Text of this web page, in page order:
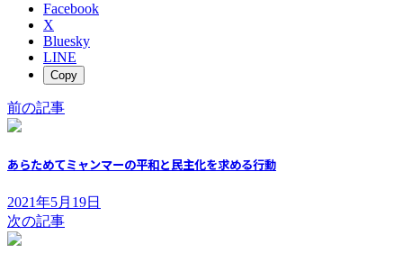
Facebook
X
Bluesky
LINE
Copy
前の記事
あらためてミャンマーの平和と民主化を求める行動
2021年5月19日
次の記事